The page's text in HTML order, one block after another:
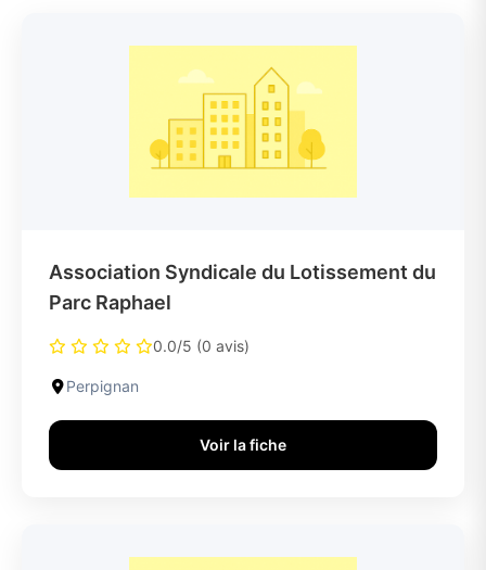
Association Syndicale du Lotissement du
Parc Raphael
0.0/5 (0 avis)
Perpignan
Voir la fiche